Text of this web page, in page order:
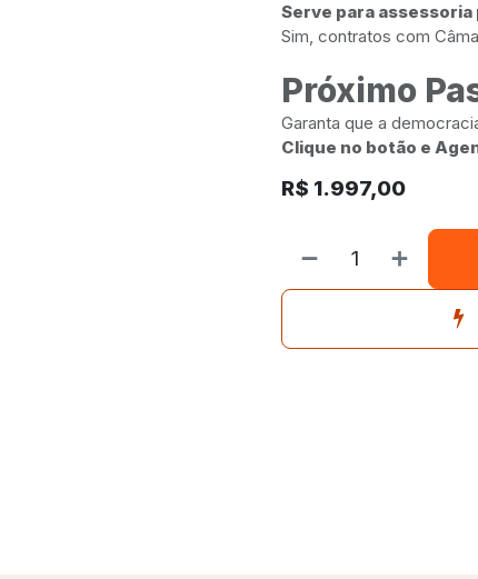
Serve para
Sim, contratos com
Próximo
Garanta que a
Clique no botão e
R$ 1.997,00